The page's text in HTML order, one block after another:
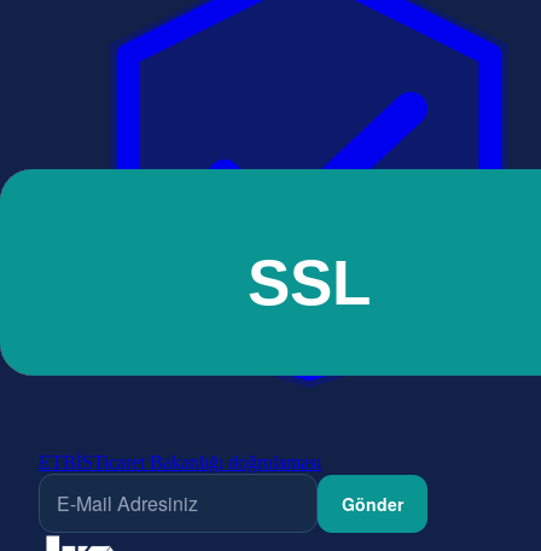
ETBİSTicaret Bakanlığı doğrulaması
Gönder